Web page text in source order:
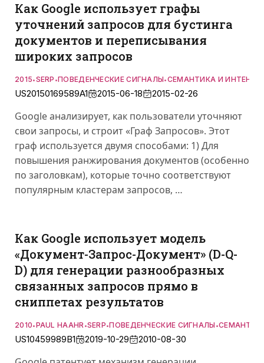
Как Google использует графы
уточнений запросов для бустинга
документов и переписывания
широких запросов
2015•SERP •ПОВЕДЕНЧЕСКИЕ СИГНАЛЫ•СЕМАНТИКА И ИНТЕНТ
US20150169589A1 2015-06-18 2015-02-26
Google анализирует, как пользователи уточняют
свои запросы, и строит «Граф Запросов». Этот
граф используется двумя способами: 1) Для
повышения ранжирования документов (особенно
по заголовкам), которые точно соответствуют
популярным кластерам запросов, …
Как Google использует модель
«Документ-Запрос-Документ» (D-Q-
D) для генерации разнообразных
связанных запросов прямо в
сниппетах результатов
2010•PAUL HAAHR•SERP•ПОВЕДЕНЧЕСКИЕ СИГНАЛЫ •
US10459989B1 2019-10-29 2010-08-30